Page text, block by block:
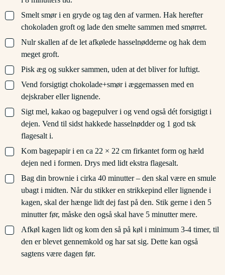
▢
Smelt smør i en gryde og tag den af varmen. Hak herefter
chokoladen groft og lade den smelte sammen med smørret.
▢
Nulr skallen af de let afkølede hasselnødderne og hak dem
meget groft.
▢
Pisk æg og sukker sammen, uden at det bliver for luftigt.
▢
Vend forsigtigt chokolade+smør i æggemassen med en
dejskraber eller lignende.
▢
Sigt mel, kakao og bagepulver i og vend også dét forsigtigt i
dejen. Vend til sidst hakkede hasselnødder og 1 god tsk
flagesalt i.
▢
Kom bagepapir i en ca 22 × 22 cm firkantet form og hæld
dejen ned i formen. Drys med lidt ekstra flagesalt.
▢
Bag din brownie i cirka 40 minutter – den skal være en smule
ubagt i midten. Når du stikker en strikkepind eller lignende i
kagen, skal der hænge lidt dej fast på den. Stik gerne i den 5
minutter før, måske den også skal have 5 minutter mere.
▢
Afkøl kagen lidt og kom den så på køl i minimum 3-4 timer, til
den er blevet gennemkold og har sat sig. Dette kan også
sagtens være dagen før.